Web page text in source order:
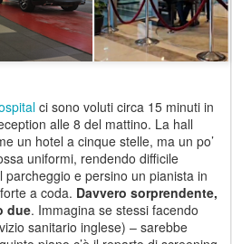
ci sono voluti circa 15 minuti in
alle 8 del mattino. La hall
un hotel a cinque stelle, ma un po’
uniformi, rendendo difficile
e persino un pianista in
a coda. Davvero sorprendente,
due. Immagina se stessi facendo
sanitario inglese) – sarebbe